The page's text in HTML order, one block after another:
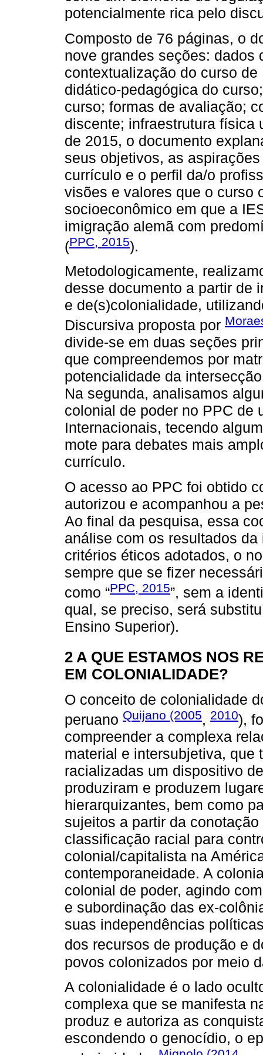
potencialmente rica pelo
Composto de 76 páginas, o
nove grandes seções: dados
contextualização do curso
didático-pedagógica do
curso; formas de avaliação;
discente; infraestrutura física
de 2015, o documento
seus objetivos, as
currículo e o perfil da/o
visões e valores que o curso
socioeconômico em que a
imigração alemã com
(PPC, 2015).
Metodologicamente,
desse documento a partir de
e de(s)colonialidade,
Discursiva proposta por
divide-se em duas seções
que compreendemos por
potencialidade da
Na segunda, analisamos
colonial de poder no PPC de
Internacionais, tecendo
mote para debates mais
currículo.
O acesso ao PPC foi obtido
autorizou e acompanhou a
Ao final da pesquisa, essa
análise com os resultados
critérios éticos adotados, o
sempre que se fizer
como “PPC, 2015”, sem a
qual, se preciso, será
Ensino Superior).
2 A QUE ESTAMOS NOS
EM COLONIALIDADE?
O conceito de colonialidade
peruano Quijano (2005, 2010),
compreender a complexa
material e intersubjetiva, que
racializadas um dispositivo
produziram e produzem
hierarquizantes, bem como
sujeitos a partir da
classificação racial para
colonial/capitalista na
contemporaneidade. A
colonial de poder, agindo
e subordinação das ex-
suas independências
dos recursos de produção e
povos colonizados por meio
A colonialidade é o lado
complexa que se manifesta
produz e autoriza as
escondendo o genocídio, o